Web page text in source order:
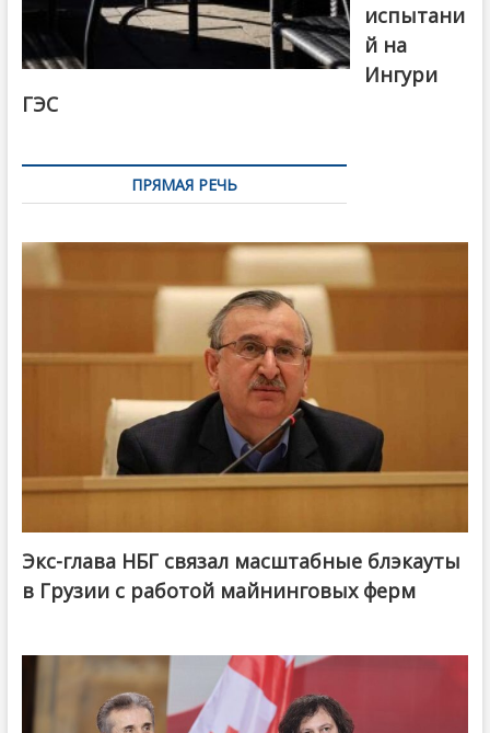
испытани
й на
Ингури
ГЭС
ПРЯМАЯ РЕЧЬ
Экс-глава НБГ связал масштабные блэкауты
в Грузии с работой майнинговых ферм